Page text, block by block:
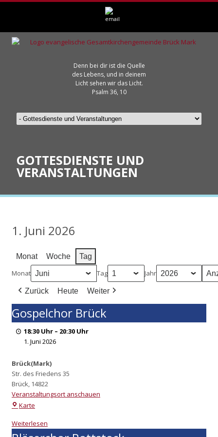
Denn bei dir ist die Quelle
des Lebens, und in deinem
Licht sehen wir das Licht.
Psalm 36, 10
GOTTESDIENSTE UND
VERANSTALTUNGEN
1. Juni 2026
Monat Woche Tag
Monat Tag Jahr
Zurück Heute Weiter
Gospelchor Brück
18:30 Uhr – 20:30 Uhr
1. Juni 2026
Brück(Mark)
Str. des Friedens 35
Brück, 14822
Veranstaltungsort anschauen
Karte
Wei­ter­le­sen